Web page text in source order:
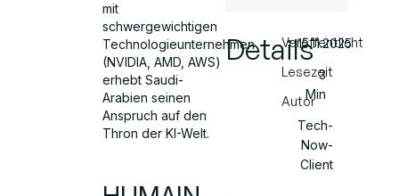
mit
schwergewichtigen
Technologieunternehmen
(NVIDIA, AMD, AWS)
erhebt Saudi-
Arabien seinen
Anspruch auf den
Thron der KI-Welt.
DetailsVeröffentlicht
Lesezeit
Autor
15.11.2025
3
Min
Tech-
Now-
Client